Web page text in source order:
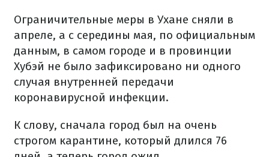
Ограничительные меры в Ухане сняли в
апреле, а с середины мая, по официальным
данным, в самом городе и в провинции
Хубэй не было зафиксировано ни одного
случая внутренней передачи
коронавирусной инфекции.
К слову, сначала город был на очень
строгом карантине, который длился 76